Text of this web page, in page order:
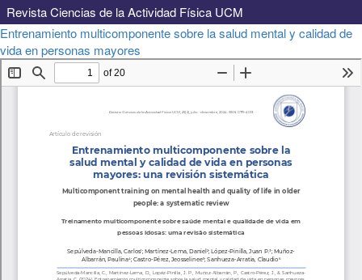
Revista Ciencias de la Actividad Física UCM
Volver
a
los
detalles
Entrenamiento multicomponente sobre la salud mental y calidad de
vida en personas mayores